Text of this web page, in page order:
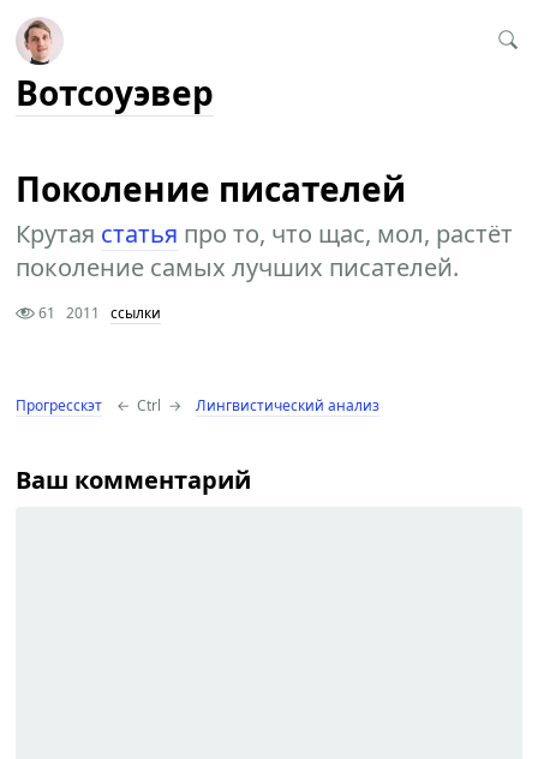
Вотсоуэвер
Поколение писателей
Крутая статья про то, что щас, мол, растёт
поколение самых лучших писателей.
61 2011 ссылки
Прогресскэт ← Ctrl → Лингвистический анализ
Ваш комментарий